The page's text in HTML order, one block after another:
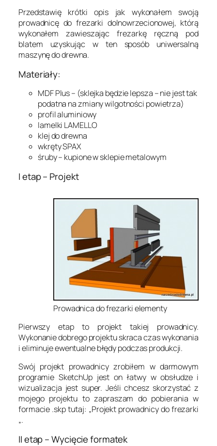
Przedstawię krótki opis jak wykonałem swoją
prowadnicę do frezarki dolnowrzecionowej, którą
wykonałem zawieszając frezarkę ręczną pod
blatem uzyskując w ten sposób uniwersalną
maszynę do drewna.
Materiały:
MDF Plus – (sklejka będzie lepsza – nie jest tak
podatna na zmiany wilgotności powietrza)
profil aluminiowy
lamelki LAMELLO
klej do drewna
wkręty SPAX
śruby – kupione w sklepie metalowym
I etap – Projekt
Prowadnica do frezarki elementy
Pierwszy etap to projekt takiej prowadnicy.
Wykonanie dobrego projektu skraca czas wykonania
i eliminuje ewentualne błędy podczas produkcji.
Swój projekt prowadnicy zrobiłem w darmowym
programie SketchUp jest on łatwy w obsłudze i
wizualizacja jest super. Jeśli chcesz skorzystać z
mojego projektu to zapraszam do pobierania w
formacie .skp tutaj: „Projekt prowadnicy do frezarki
„.
II etap – Wycięcie formatek